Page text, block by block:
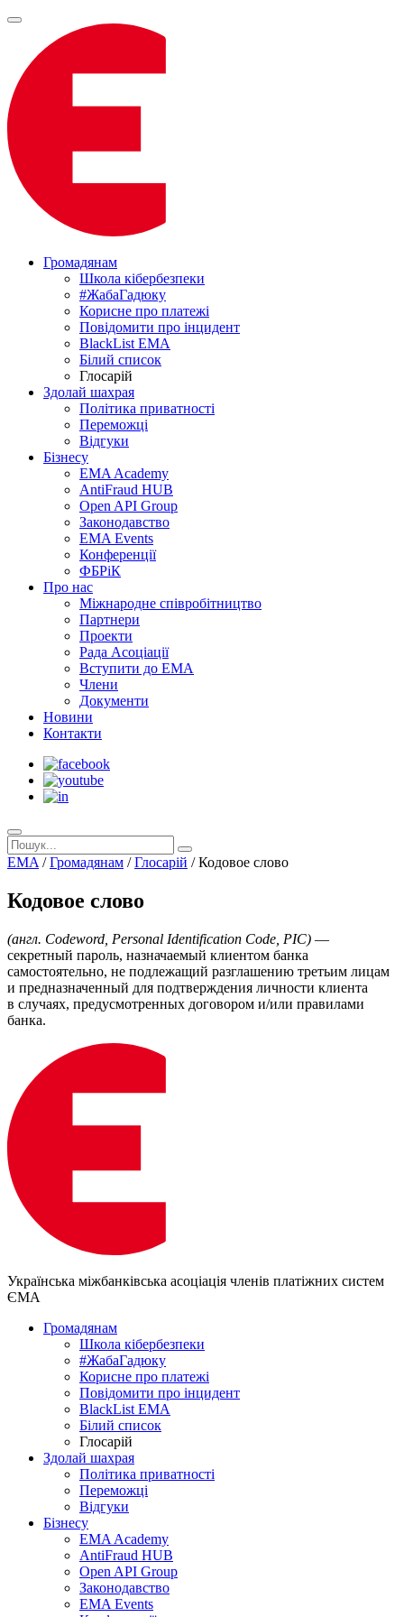
Громадянам
Школа кібербезпеки
#ЖабаГадюку
Корисне про платежі
Повідомити про інцидент
BlackList EMA
Білий список
Глосарій
Здолай шахрая
Політика приватності
Переможцi
Відгуки
Бізнесу
EMA Academy
AntiFraud HUB
Open API Group
Законодавство
EMA Events
Конференції
ФБРіК
Про нас
Міжнародне співробітництво
Партнери
Проекти
Рада Асоціації
Вступити до ЕМА
Члени
Документи
Новини
Контакти
EMA /Громадянам /Глосарій /Кодовое слово
Кодовое слово
(англ. Codeword, Personal Identification Code, PIC) —
секретный пароль, назначаемый клиентом банка
самостоятельно, не подлежащий разглашению третьим лицам
и предназначенный для подтверждения личности клиента
в случаях, предусмотренных договором и/или правилами
банка.
Українська міжбанківська асоціація членів платіжних систем
ЄМА
Громадянам
Школа кібербезпеки
#ЖабаГадюку
Корисне про платежі
Повідомити про інцидент
BlackList EMA
Білий список
Глосарій
Здолай шахрая
Політика приватності
Переможцi
Відгуки
Бізнесу
EMA Academy
AntiFraud HUB
Open API Group
Законодавство
EMA Events